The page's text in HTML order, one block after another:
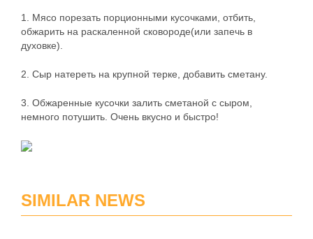
1. Мясо порезать порционными кусочками, отбить,
обжарить на раскаленной сковороде(или запечь в
духовке).
2. Сыр натереть на крупной терке, добавить сметану.
3. Обжаренные кусочки залить сметаной с сыром,
немного потушить. Очень вкусно и быстро!
SIMILAR NEWS